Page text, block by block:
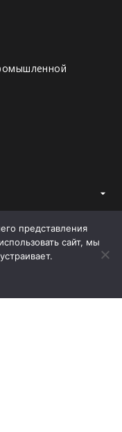
представления
сайт, мы